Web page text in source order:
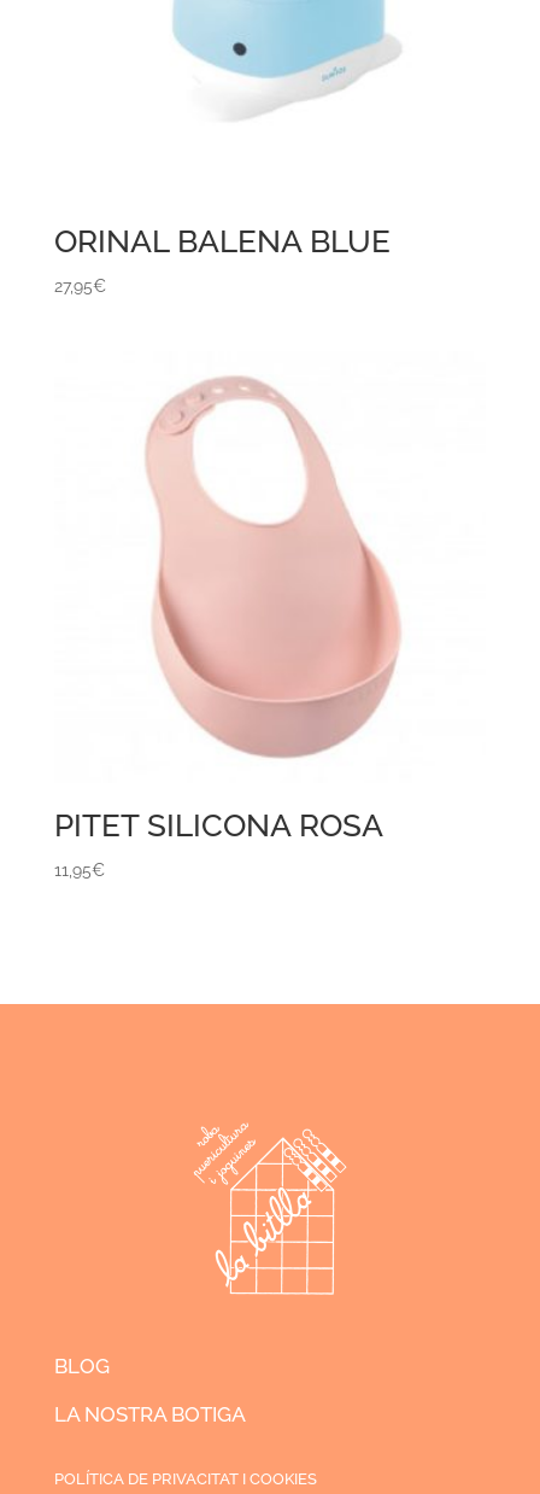
ORINAL BALENA BLUE
27,95€
PITET SILICONA ROSA
11,95€
BLOG
LA NOSTRA BOTIGA
POLÍTICA DE PRIVACITAT I COOKIES